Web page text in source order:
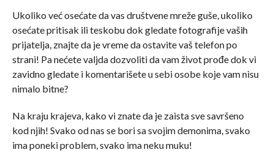
Ukoliko već osećate da vas društvene mreže guše, ukoliko
osećate pritisak ili teskobu dok gledate fotografije vaših
prijatelja, znajte da je vreme da ostavite vaš telefon po
strani! Pa nećete valjda dozvoliti da vam život prođe dok vi
zavidno gledate i komentarišete u sebi osobe koje vam nisu
nimalo bitne?
Na kraju krajeva, kako vi znate da je zaista sve savršeno
kod njih! Svako od nas se bori sa svojim demonima, svako
ima poneki problem, svako ima neku muku!